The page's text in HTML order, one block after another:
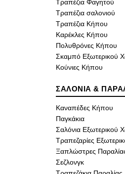
Τραπέζια Φαγητού
Τραπέζια σαλονιού
Τραπέζια Κήπου
Καρέκλες Κήπου
Πολυθρόνες Κήπου
Σκαμπό Εξωτερικού
Κούνιες Κήπου
ΣΑΛΟΝΙΑ &
Καναπέδες Κήπου
Παγκάκια
Σαλόνια Εξωτερικού
Τραπεζαρίες
Ξαπλώστρες
Σεζλονγκ